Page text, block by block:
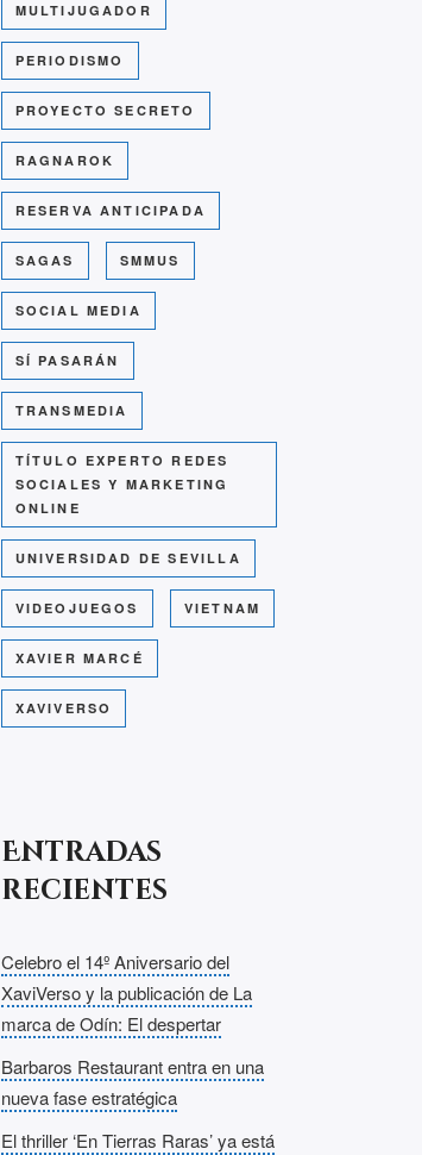
MULTIJUGADOR
PERIODISMO
PROYECTO SECRETO
RAGNAROK
RESERVA ANTICIPADA
SAGAS SMMUS
SOCIAL MEDIA
SÍ PASARÁN
TRANSMEDIA
TÍTULO EXPERTO REDES
SOCIALES Y MARKETING
ONLINE
UNIVERSIDAD DE SEVILLA
VIDEOJUEGOS VIETNAM
XAVIER MARCÉ
XAVIVERSO
Entradas
recientes
Celebro el 14º Aniversario del
XaviVerso y la publicación de La
marca de Odín: El despertar
Barbaros Restaurant entra en una
nueva fase estratégica
El thriller ‘En Tierras Raras’ ya está